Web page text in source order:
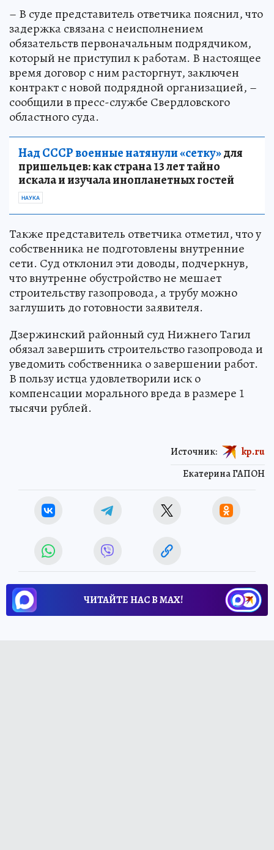
– В суде представитель ответчика пояснил, что
задержка связана с неисполнением
обязательств первоначальным подрядчиком,
который не приступил к работам. В настоящее
время договор с ним расторгнут, заключен
контракт с новой подрядной организацией, –
сообщили в пресс-службе Свердловского
областного суда.
Над СССР военные натянули «сетку»для
пришельцев: как страна 13 лет тайно
искала и изучала инопланетных гостей
НАУКА
Также представитель ответчика отметил, что у
собственника не подготовлены внутренние
сети. Суд отклонил эти доводы, подчеркнув,
что внутренне обустройство не мешает
строительству газопровода, а трубу можно
заглушить до готовности заявителя.
Дзержинский районный суд Нижнего Тагил
обязал завершить строительство газопровода и
уведомить собственника о завершении работ.
В пользу истца удовлетворили иск о
компенсации морального вреда в размере 1
тысячи рублей.
Екатерина ГАПОН
Источник: kp.ru
ЧИТАЙТЕ НАС В МАХ!